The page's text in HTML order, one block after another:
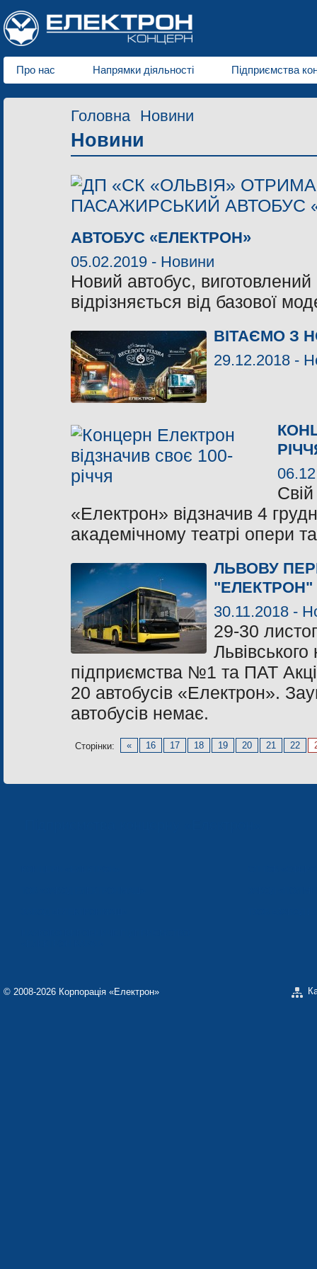
Про нас Напрямки діяльності Підприємства
Головна Новини
Новини
АВТОБУС «ЕЛЕКТРОН»
05.02.2019 - Новини
Новий автобус,
відрізняється від базової
ВІТАЄМО З
29.12.2018 -
«Електрон» відзначив 4
академічному театрі опери
ЛЬВОВУ
"ЕЛЕКТРОН"
30.11.2018 -
29-30
підприємства №1 та ПАТ
20 автобусів «Електрон».
автобусів немає.
Сторінки: « 16 17 18 19 20 21 22
© 2008-2026 Корпорація «Електрон»